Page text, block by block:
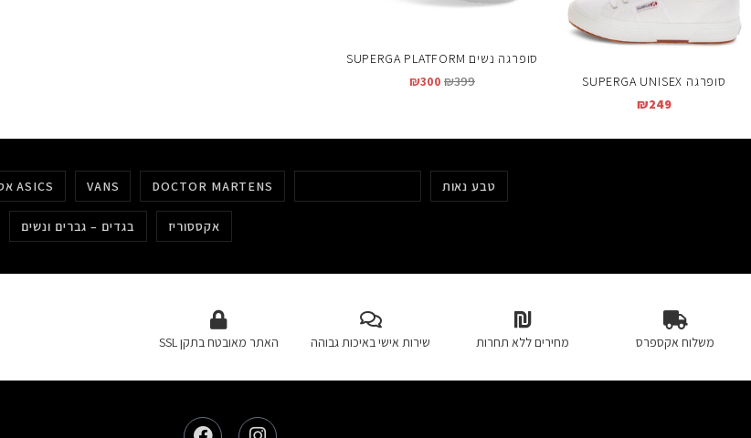
סופרגה SUPERGA UNISEX
₪249
סופרגה נשים SUPERGA PLATFORM
₪399
₪300
אסיקס ASICS VANS DOCTOR MARTENS טבע נאות
בגדים – גברים ונשים אקססוריז
משלוח אקספרס מחירים ללא תחרות שירות אישי באיכות גבוהה האתר מאובטח בתקן SSL